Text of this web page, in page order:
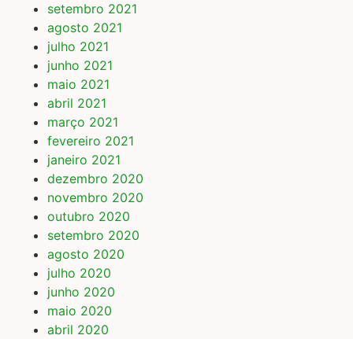
setembro 2021
agosto 2021
julho 2021
junho 2021
maio 2021
abril 2021
março 2021
fevereiro 2021
janeiro 2021
dezembro 2020
novembro 2020
outubro 2020
setembro 2020
agosto 2020
julho 2020
junho 2020
maio 2020
abril 2020